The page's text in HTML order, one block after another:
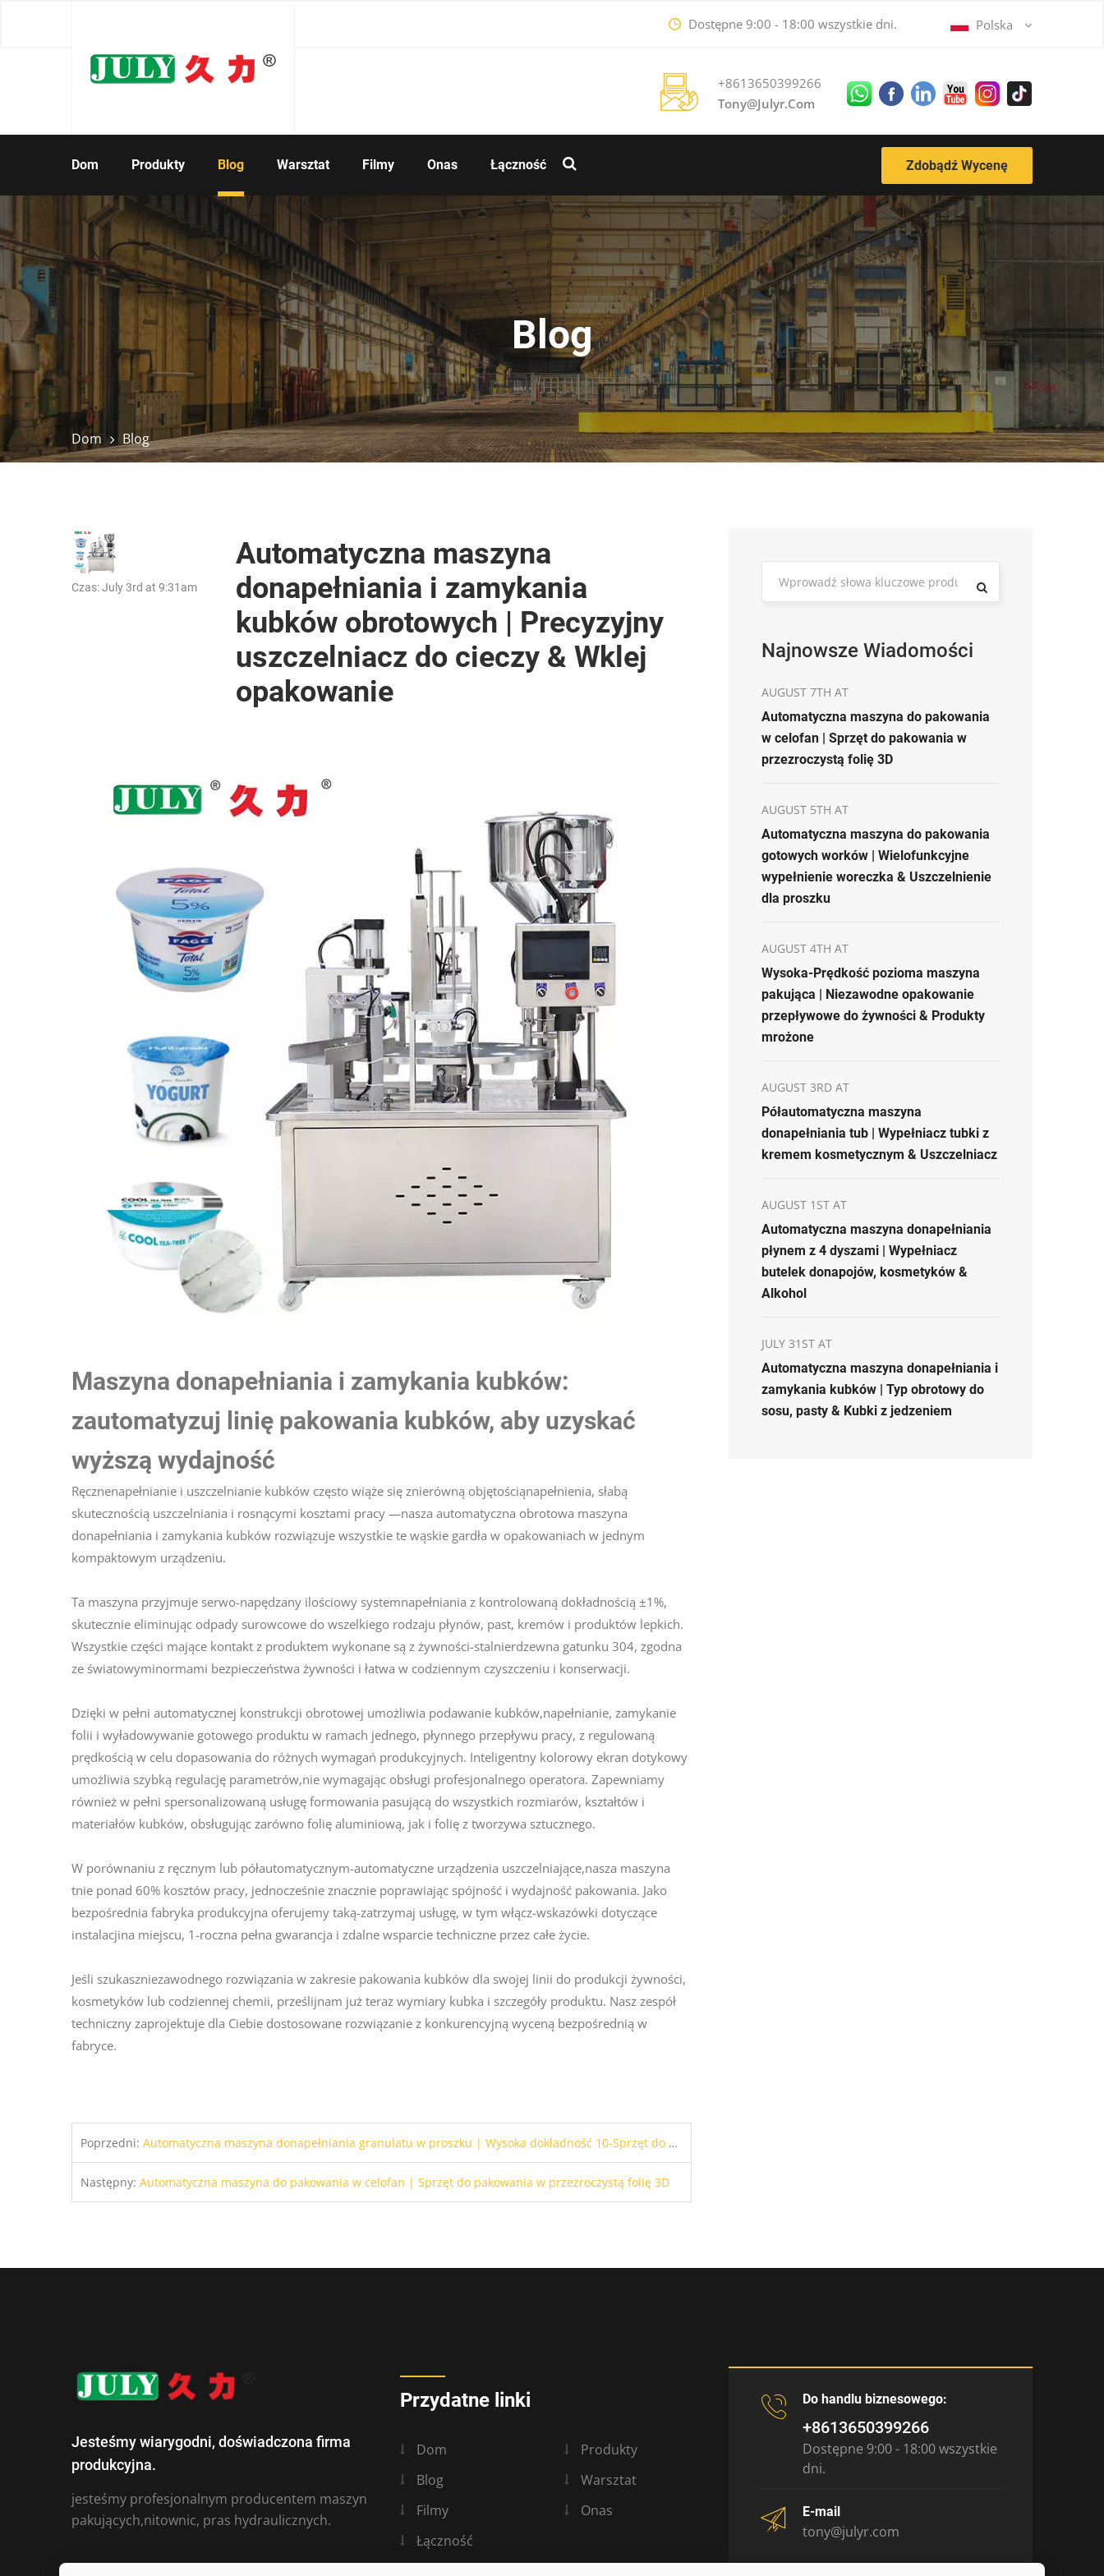
Dostępne 9:00 - 18:00 wszystkie dni. Polska
+8613650399266
Tony@julyr.com
Dom Produkty Blog Warsztat Filmy Onas Łączność Zdobądź Wycenę
Blog
Dom Blog
Czas: July 3rd at 9:31am
Automatyczna maszyna
donapełniania i zamykania
kubków obrotowych | Precyzyjny
uszczelniacz do cieczy & Wklej
opakowanie
Maszyna donapełniania i zamykania kubków:
zautomatyzuj linię pakowania kubków, aby uzyskać
wyższą wydajność
Ręcznenapełnianie i uszczelnianie kubków często wiąże się znierówną objętościąnapełnienia, słabą
skutecznością uszczelniania i rosnącymi kosztami pracy —nasza automatyczna obrotowa maszyna
donapełniania i zamykania kubków rozwiązuje wszystkie te wąskie gardła w opakowaniach w jednym
kompaktowym urządzeniu.
Ta maszyna przyjmuje serwo-napędzany ilościowy systemnapełniania z kontrolowaną dokładnością ±1%,
skutecznie eliminując odpady surowcowe do wszelkiego rodzaju płynów, past, kremów i produktów lepkich.
Wszystkie części mające kontakt z produktem wykonane są z żywności-stalnierdzewna gatunku 304, zgodna
ze światowyminormami bezpieczeństwa żywności i łatwa w codziennym czyszczeniu i konserwacji.
Dzięki w pełni automatycznej konstrukcji obrotowej umożliwia podawanie kubków,napełnianie, zamykanie
folii i wyładowywanie gotowego produktu w ramach jednego, płynnego przepływu pracy, z regulowaną
prędkością w celu dopasowania do różnych wymagań produkcyjnych. Inteligentny kolorowy ekran dotykowy
umożliwia szybką regulację parametrów,nie wymagając obsługi profesjonalnego operatora. Zapewniamy
również w pełni spersonalizowaną usługę formowania pasującą do wszystkich rozmiarów, kształtów i
materiałów kubków, obsługując zarówno folię aluminiową, jak i folię z tworzywa sztucznego.
W porównaniu z ręcznym lub półautomatycznym-automatyczne urządzenia uszczelniające,nasza maszyna
tnie ponad 60% kosztów pracy, jednocześnie znacznie poprawiając spójność i wydajność pakowania. Jako
bezpośrednia fabryka produkcyjna oferujemy taką-zatrzymaj usługę, w tym włącz-wskazówki dotyczące
instalacjina miejscu, 1-roczna pełna gwarancja i zdalne wsparcie techniczne przez całe życie.
Jeśli szukaszniezawodnego rozwiązania w zakresie pakowania kubków dla swojej linii do produkcji żywności,
kosmetyków lub codziennej chemii, prześlijnam już teraz wymiary kubka i szczegóły produktu. Nasz zespół
techniczny zaprojektuje dla Ciebie dostosowane rozwiązanie z konkurencyjną wyceną bezpośrednią w
fabryce.
Poprzedni: Automatyczna maszyna donapełniania granulatu w proszku | Wysoka dokładność 10-Sprzęt do butelkowania proszku 2000g
Następny: Automatyczna maszyna do pakowania w celofan | Sprzęt do pakowania w przezroczystą folię 3D
Najnowsze Wiadomości
AUGUST 7TH AT
Automatyczna maszyna do pakowania
w celofan | Sprzęt do pakowania w
przezroczystą folię 3D
AUGUST 5TH AT
Automatyczna maszyna do pakowania
gotowych worków | Wielofunkcyjne
wypełnienie woreczka & Uszczelnienie
dla proszku
AUGUST 4TH AT
Wysoka-Prędkość pozioma maszyna
pakująca | Niezawodne opakowanie
przepływowe do żywności & Produkty
mrożone
AUGUST 3RD AT
Półautomatyczna maszyna
donapełniania tub | Wypełniacz tubki z
kremem kosmetycznym & Uszczelniacz
AUGUST 1ST AT
Automatyczna maszyna donapełniania
płynem z 4 dyszami | Wypełniacz
butelek donapojów, kosmetyków &
Alkohol
JULY 31ST AT
Automatyczna maszyna donapełniania i
zamykania kubków | Typ obrotowy do
sosu, pasty & Kubki z jedzeniem
Jesteśmy wiarygodni, doświadczona firma
produkcyjna.
jesteśmy profesjonalnym producentem maszyn
pakujących,nitownic, pras hydraulicznych.
Przydatne linki
Dom
Produkty
Blog
Warsztat
Filmy
Onas
Łączność
Do handlu biznesowego:
+8613650399266
Dostępne 9:00 - 18:00 wszystkie
dni.
E-mail
tony@julyr.com